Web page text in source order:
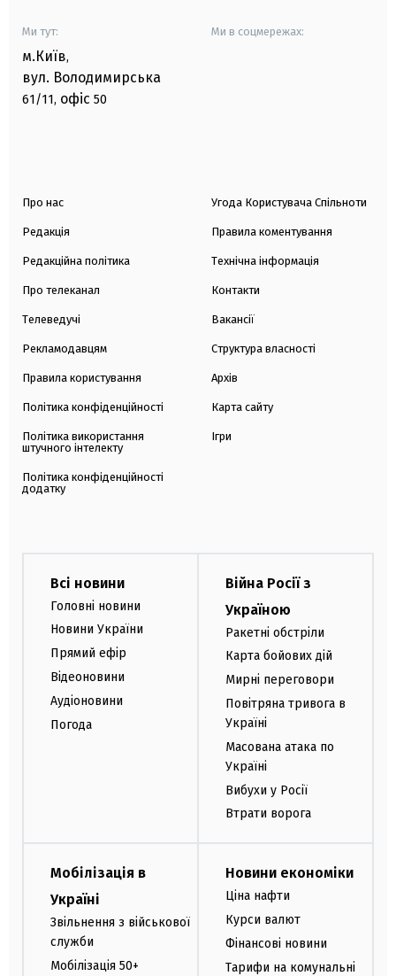
Ми тут:
м.Київ,
вул. Володимирська
61/11, офіс 50
Ми в соцмережах:
Про нас
Редакція
Редакційна політика
Про телеканал
Телеведучі
Рекламодавцям
Правила користування
Політика конфіденційності
Політика використання
штучного інтелекту
Політика конфіденційності
додатку
Угода Користувача Спільноти
Правила коментування
Технічна інформація
Контакти
Вакансії
Структура власності
Архів
Карта сайту
Ігри
Всі новини
Головні новини
Новини України
Прямий ефір
Відеоновини
Аудіоновини
Погода
Війна Росії з
Україною
Ракетні обстріли
Карта бойових дій
Мирні переговори
Повітряна тривога в
Україні
Масована атака по
Україні
Вибухи у Росії
Втрати ворога
Мобілізація в
Україні
Звільнення з військової
служби
Мобілізація 50+
Новини економіки
Ціна нафти
Курси валют
Фінансові новини
Тарифи на комунальні